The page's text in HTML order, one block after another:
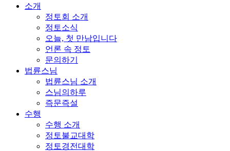
소개
정토회 소개
정토소식
오늘, 첫 만남입니다
언론 속 정토
문의하기
법륜스님
법륜스님 소개
스님의하루
즉문즉설
수행
수행 소개
정토불교대학
정토경전대학